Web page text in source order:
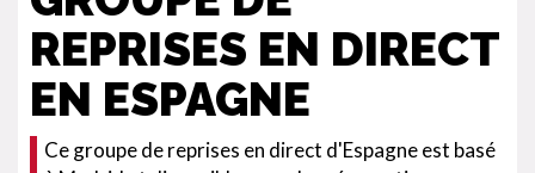
REPRISES EN DIRECT
EN ESPAGNE
Ce groupe de reprises en direct d'Espagne est basé